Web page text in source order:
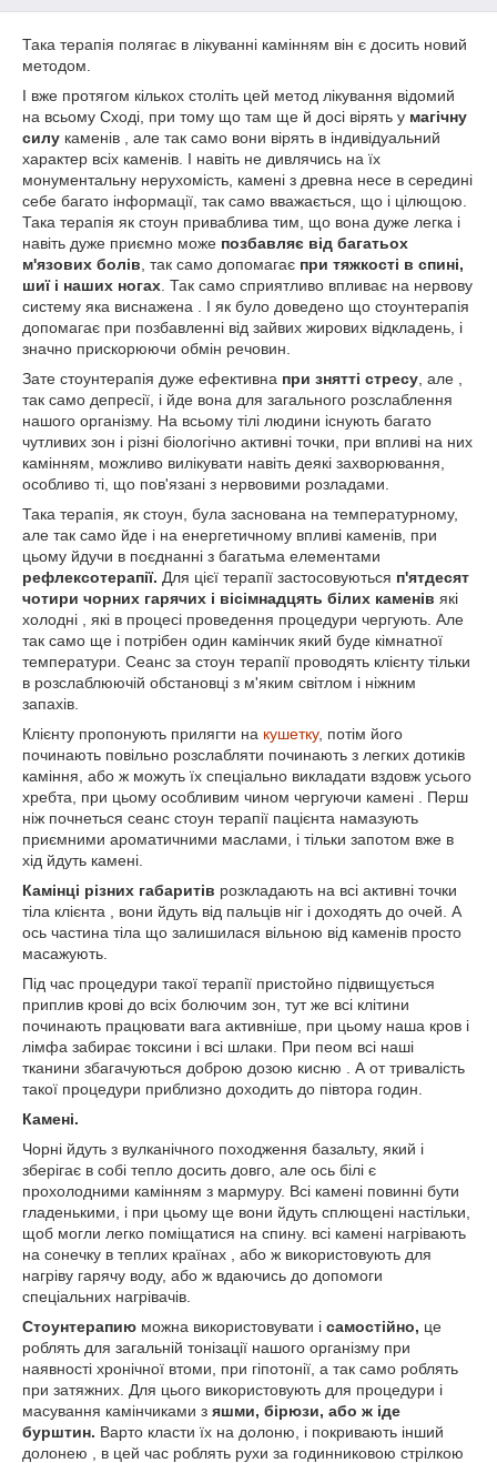
Така терапія полягає в лікуванні камінням він є досить новий
методом.
І вже протягом кількох століть цей метод лікування відомий
на всьому Сході, при тому що там ще й досі вірять у магічну
силу каменів , але так само вони вірять в індивідуальний
характер всіх каменів. І навіть не дивлячись на їх
монументальну нерухомість, камені з древна несе в середині
себе багато інформації, так само вважається, що і цілющою.
Така терапія як стоун приваблива тим, що вона дуже легка і
навіть дуже приємно може позбавляє від багатьох
м'язових болів , так само допомагає при тяжкості в спині,
шиї і наших ногах . Так само сприятливо впливає на нервову
систему яка виснажена . І як було доведено що стоунтерапія
допомагає при позбавленні від зайвих жирових відкладень, і
значно прискорюючи обмін речовин.
Зате стоунтерапія дуже ефективна при знятті стресу , але ,
так само депресії, і йде вона для загального розслаблення
нашого організму. На всьому тілі людини існують багато
чутливих зон і різні біологічно активні точки, при впливі на них
камінням, можливо вилікувати навіть деякі захворювання,
особливо ті, що пов'язані з нервовими розладами.
Така терапія, як стоун, була заснована на температурному,
але так само йде і на енергетичному впливі каменів, при
цьому йдучи в поєднанні з багатьма елементами
рефлексотерапії. Для цієї терапії застосовуються п'ятдесят
чотири чорних гарячих і вісімнадцять білих каменів які
холодні , які в процесі проведення процедури чергують. Але
так само ще і потрібен один камінчик який буде кімнатної
температури. Сеанс за стоун терапії проводять клієнту тільки
в розслаблюючій обстановці з м'яким світлом і ніжним
запахів.
Клієнту пропонують прилягти на кушетку, потім його
починають повільно розслабляти починають з легких дотиків
каміння, або ж можуть їх спеціально викладати вздовж усього
хребта, при цьому особливим чином чергуючи камені . Перш
ніж почнеться сеанс стоун терапії пацієнта намазують
приємними ароматичними маслами, і тільки запотом вже в
хід йдуть камені.
Камінці різних габаритів розкладають на всі активні точки
тіла клієнта , вони йдуть від пальців ніг і доходять до очей. А
ось частина тіла що залишилася вільною від каменів просто
масажують.
Під час процедури такої терапії пристойно підвищується
приплив крові до всіх болючим зон, тут же всі клітини
починають працювати вага активніше, при цьому наша кров і
лімфа забирає токсини і всі шлаки. При пеом всі наші
тканини збагачуються доброю дозою кисню . А от тривалість
такої процедури приблизно доходить до півтора годин.
Камені.
Чорні йдуть з вулканічного походження базальту, який і
зберігає в собі тепло досить довго, але ось білі є
прохолодними камінням з мармуру. Всі камені повинні бути
гладенькими, і при цьому ще вони йдуть сплющені настільки,
щоб могли легко поміщатися на спину. всі камені нагрівають
на сонечку в теплих країнах , або ж використовують для
нагріву гарячу воду, або ж вдаючись до допомоги
спеціальних нагрівачів.
Стоунтерапию можна використовувати і самостійно, це
роблять для загальній тонізації нашого організму при
наявності хронічної втоми, при гіпотонії, а так само роблять
при затяжних. Для цього використовують для процедури і
масування камінчиками з яшми, бірюзи, або ж іде
бурштин. Варто класти їх на долоню, і покривають інший
долонею , в цей час роблять рухи за годинниковою стрілкою